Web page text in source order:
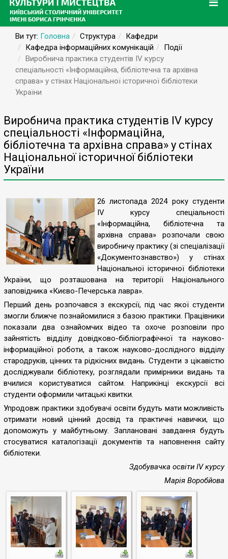
Ви тут: Головна Структура
Кафедри
Кафедра інформаційних комунікацій
Події
Виробнича практика студентів IV курсу
спеціальності «Інформаційна, бібліотечна та архівна
справа» у стінах Національної історичної бібліотеки
України
Виробнича практика студентів IV курсу
спеціальності «Інформаційна,
бібліотечна та архівна справа» у стінах
Національної історичної бібліотеки
України
26 листопада 2024 року студенти
IV курсу спеціальності
«Інформаційна, бібліотечна та
архівна справа» розпочали свою
виробничу практику (зі спеціалізації
«Документознавство») у стінах
Національної історичної бібліотеки
України, що розташована на території Національного
заповідника «Києво-Печерська лавра».
Перший день розпочався з екскурсії, під час якої студенти
змогли ближче познайомилися з базою практики. Працівники
показали два ознайомчих відео та охоче розповіли про
зайнятість відділу довідково-бібліографічної та науково-
інформаційної роботи, а також науково-дослідного відділу
стародруків, цінних та рідкісних видань. Студенти з цікавістю
досліджували бібліотеку, розглядали примірники видань та
вчилися користуватися сайтом. Наприкінці екскурсії всі
студенти оформили читацькі квитки.
Упродовж практики здобувачі освіти будуть мати можливість
отримати новий цінний досвід та практичні навички, що
допоможуть у майбутньому. Заплановані завдання будуть
стосуватися каталогізації документів та наповнення сайту
бібліотеки.
Здобувачка освіти IV курсу
Марія Воробйова